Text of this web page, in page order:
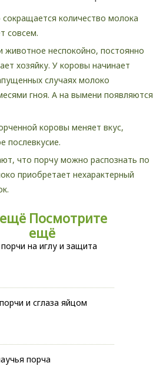
количество молока
совсем.
животное неспокойно, постоянно
хозяйку. У коровы начинает
случаях молоко
гноя. А на вымени появляются
коровы меняет вкус,
послевкусие.
что порчу можно распознать по
приобретает нехарактерный
Посмотрите
ещё
на иглу и защита
и сглаза яйцом
порча